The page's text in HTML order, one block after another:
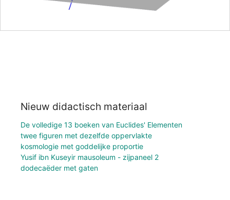
Nieuw didactisch materiaal
De volledige 13 boeken van Euclides' Elementen
twee figuren met dezelfde oppervlakte
kosmologie met goddelijke proportie
Yusif ibn Kuseyir mausoleum - zijpaneel 2
dodecaëder met gaten